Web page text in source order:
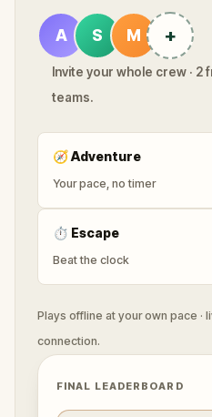
A S M +
Invite your whole crew ·
teams.
🧭Adventure
Your pace, no timer
⏱ Escape
Beat the clock
Plays offline at your own pace ·
connection.
FINAL LEADERBOARD